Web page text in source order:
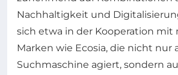
Nachhaltigkeit und
sich etwa in der Kooperation mit
Marken wie Ecosia, die nicht nur
Suchmaschine agiert, sondern